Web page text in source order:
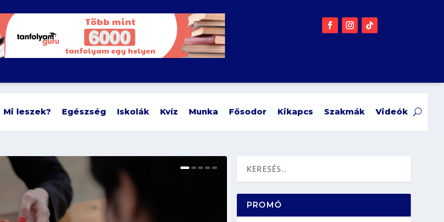
Mi leszek? Egészség Iskolák Kvíz Munka Fősodor Kikapcs Szakmák Videók
PROMÓ